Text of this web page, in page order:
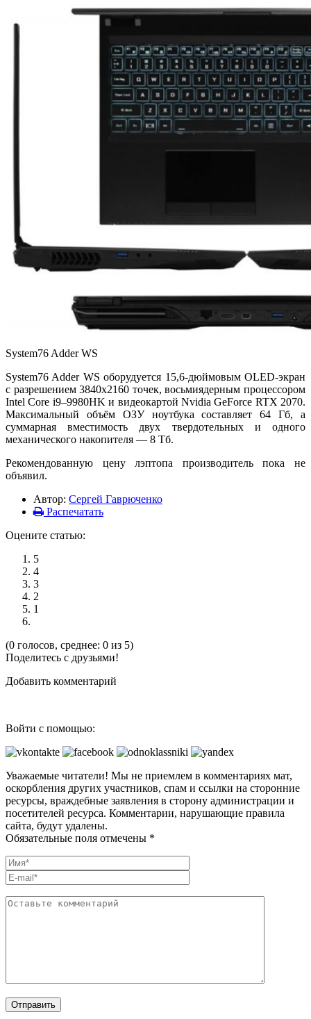
System76 Adder WS
System76 Adder WS оборудуется 15,6-дюймовым OLED-экран
с разрешением 3840х2160 точек, восьмиядерным процессором
Intel Core i9–9980HK и видеокартой Nvidia GeForce RTX 2070.
Максимальный объём ОЗУ ноутбука составляет 64 Гб, а
суммарная вместимость двух твердотельных и одного
механического накопителя — 8 Тб.
Рекомендованную цену лэптопа производитель пока не
объявил.
Автор: Сергей Гаврюченко
Распечатать
Оцените статью:
5
4
3
2
1
(0 голосов, среднее: 0 из 5)
Поделитесь с друзьями!
Добавить комментарий
Войти с помощью:
Уважаемые читатели! Мы не приемлем в комментариях мат,
оскорбления других участников, спам и ссылки на сторонние
ресурсы, враждебные заявления в сторону администрации и
посетителей ресурса. Комментарии, нарушающие правила
сайта, будут удалены.
Обязательные поля отмечены *